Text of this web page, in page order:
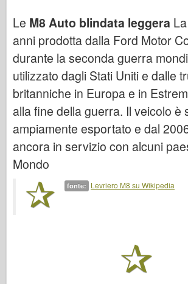
Bronco
Cyber-Hobby
Dnepromodello
Drago
Eduard
Modello E.T.
Stampi fini
Forze del Valore
Friulmodel
Le M8 Auto blindata leggera
anni prodotta dalla Ford Motor
durante la seconda guerra
utilizzato dagli Stati Uniti e dalle
britanniche in Europa e in
alla fine della guerra. Il veicolo è
ampiamente esportato e dal
ancora in servizio con alcuni
Mondo
fonte: Levriero M8 su Wikipedia